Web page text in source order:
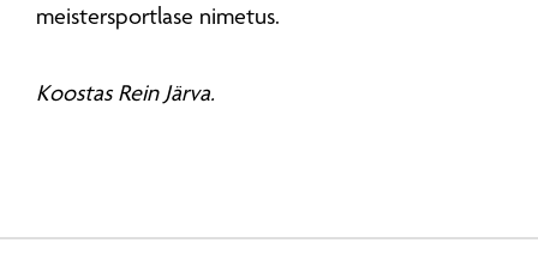
meistersportlase nimetus.
Koostas Rein Järva.